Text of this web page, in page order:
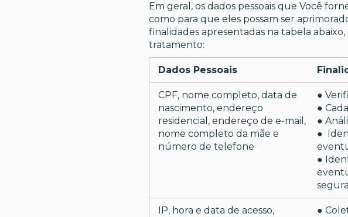
Em geral, os dados pessoais que Você
como para que eles possam ser
finalidades apresentadas na tabela
tratamento:
Dados Pessoais
CPF, nome completo, data de
nascimento, endereço
residencial, endereço de e-mail,
nome completo da mãe e
número de telefone
●
●
●
●
●
IP, hora e data de acesso,
●